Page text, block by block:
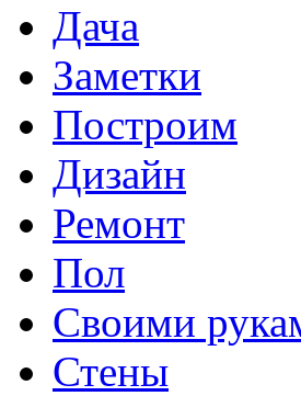
Дача
Заметки
Построим
Дизайн
Ремонт
Пол
Своими
Стены